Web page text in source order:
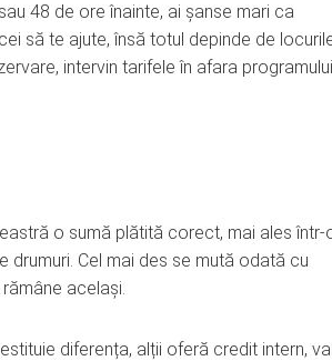
48 de ore înainte, ai șanse mari ca
să te ajute, însă totul depinde de
intervin tarifele în afara programului
o sumă plătită corect, mai ales într-
Cel mai des se mută odată cu
același.
diferența, alții oferă credit intern,